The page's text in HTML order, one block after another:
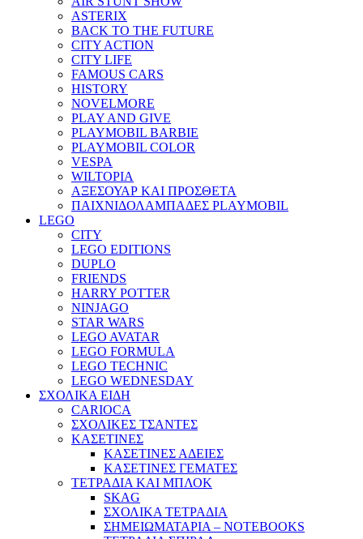
ASTERIX
BACK TO THE FUTURE
CITY ACTION
CITY LIFE
FAMOUS CARS
HISTORY
NOVELMORE
PLAY AND GIVE
PLAYMOBIL BARBIE
PLAYMOBIL COLOR
VESPA
WILTOPIA
ΑΞΕΣΟΥΑΡ ΚΑΙ ΠΡΟΣΘΕΤΑ
ΠΑΙΧΝΙΔΟΛΑΜΠΑΔΕΣ PLAYMOBIL
LEGO
CITY
LEGO EDITIONS
DUPLO
FRIENDS
HARRY POTTER
NINJAGO
STAR WARS
LEGO AVATAR
LEGO FORMULA
LEGO TECHNIC
LEGO WEDNESDAY
ΣΧΟΛΙΚΑ ΕΙΔΗ
CARIOCA
ΣΧΟΛΙΚΕΣ ΤΣΑΝΤΕΣ
ΚΑΣΕΤΙΝΕΣ
ΚΑΣΕΤΙΝΕΣ ΑΔΕΙΕΣ
ΚΑΣΕΤΙΝΕΣ ΓΕΜΑΤΕΣ
ΤΕΤΡΑΔΙΑ ΚΑΙ ΜΠΛΟΚ
SKAG
ΣΧΟΛΙΚΑ ΤΕΤΡΑΔΙΑ
ΣΗΜΕΙΩΜΑΤΑΡΙΑ – NOTEBOOKS